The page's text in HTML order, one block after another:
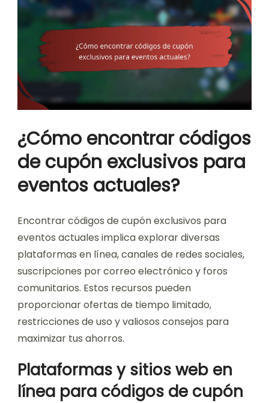
¿Cómo encontrar códigos
de cupón exclusivos para
eventos actuales?
Encontrar códigos de cupón exclusivos para
eventos actuales implica explorar diversas
plataformas en línea, canales de redes sociales,
suscripciones por correo electrónico y foros
comunitarios. Estos recursos pueden
proporcionar ofertas de tiempo limitado,
restricciones de uso y valiosos consejos para
maximizar tus ahorros.
Plataformas y sitios web en
línea para códigos de cupón